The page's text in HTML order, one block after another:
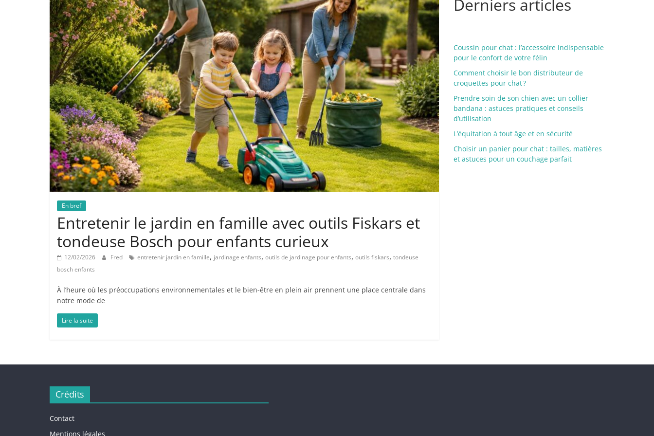
En bref
Entretenir le jardin en famille avec outils Fiskars et
tondeuse Bosch pour enfants curieux
12/02/2026 Fred entretenir jardin en famille, jardinage enfants, outils de jardinage pour enfants, outils fiskars, tondeuse
bosch enfants
À l’heure où les préoccupations environnementales et le bien-être en plein air prennent une place centrale dans
notre mode de
Lire la suite
Derniers articles
Coussin pour chat : l’accessoire indispensable
pour le confort de votre félin
Comment choisir le bon distributeur de
croquettes pour chat ?
Prendre soin de son chien avec un collier
bandana : astuces pratiques et conseils
d’utilisation
L’équitation à tout âge et en sécurité
Choisir un panier pour chat : tailles, matières
et astuces pour un couchage parfait
Crédits
Contact
Mentions légales